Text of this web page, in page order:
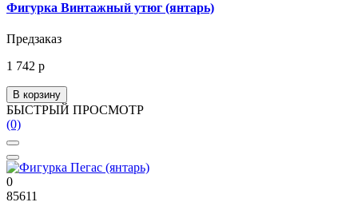
Фигурка Винтажный утюг (янтарь)
Предзаказ
1 742 р
В корзину
БЫСТРЫЙ ПРОСМОТР
(0)
0
85611